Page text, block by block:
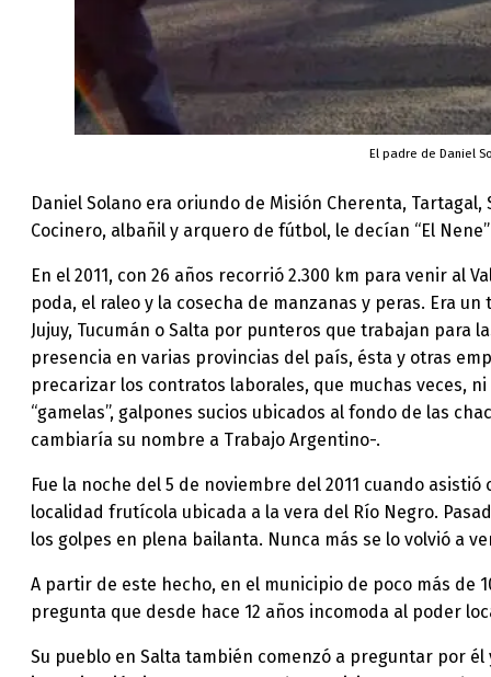
El padre de Daniel
Daniel Solano era oriundo de Misión Cherenta,
Cocinero, albañil y arquero de fútbol, le decían “El
En el 2011, con 26 años recorrió 2.300 km para venir al
poda, el raleo y la cosecha de manzanas y peras. Era
Jujuy, Tucumán o Salta por punteros que trabajan para
presencia en varias provincias del país, ésta y otras
precarizar los contratos laborales, que muchas veces,
“gamelas”, galpones sucios ubicados al fondo de las
cambiaría su nombre a Trabajo Argentino-.
Fue la noche del 5 de noviembre del 2011 cuando
localidad frutícola ubicada a la vera del Río Negro.
los golpes en plena bailanta. Nunca más se lo volvió a
A partir de este hecho, en el municipio de poco más de
pregunta que desde hace 12 años incomoda al poder
Su pueblo en Salta también comenzó a preguntar por